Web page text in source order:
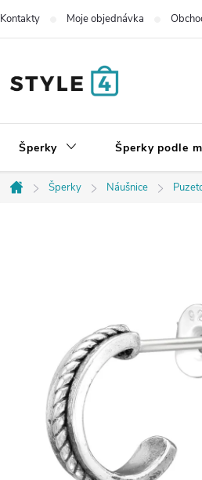
Kontakty Moje objednávka
Šperky Šperky podle
Domů
Šperky Náušnice